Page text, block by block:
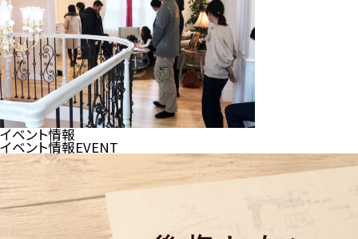
イベント情報
イベント情報EVENT